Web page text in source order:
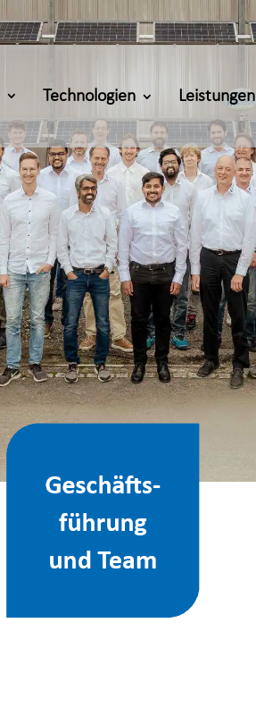
Technologien Leistungen